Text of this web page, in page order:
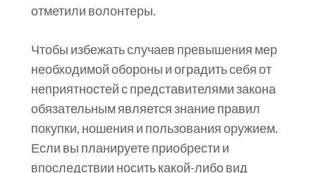
отметили волонтеры.
Чтобы избежать случаев превышения мер
необходимой обороны и оградить себя от
неприятностей с представителями закона
обязательным является знание правил
покупки, ношения и пользования оружием.
Если вы планируете приобрести и
впоследствии носить какой-либо вид